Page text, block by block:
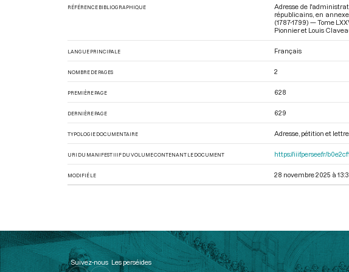
RÉFÉRENCE BIBLIOGRAPHIQUE
Adresse de
républicains, en
(1787-1799) — Tome
Pionnier et Louis
LANGUE PRINCIPALE Français
NOMBRE DE PAGES 2
PREMIÈRE PAGE 628
DERNIÈRE PAGE 629
TYPOLOGIE DOCUMENTAIRE Adresse, pétition et
URI DU MANIFEST IIIF DU VOLUME CONTENANT LE DOCUMENT https://iiif.persee.fr/
MODIFIÉ LE 28 novembre 2025 à
Suivez-nous Les perséides